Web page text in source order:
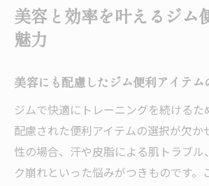
美容と効率を叶えるジム
魅力
美容にも配慮したジム便利アイテム
ジムで快適にトレーニングを続けるた
配慮された便利アイテムの選択が欠か
性の場合、汗や皮脂による肌トラブル
ク崩れといった悩みがつきものです。